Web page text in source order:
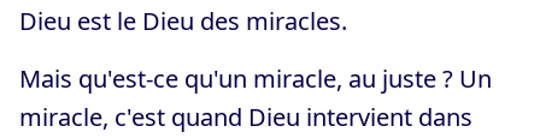
Dieu est le Dieu des miracles.
Mais qu'est-ce qu'un miracle, au juste ? Un
miracle, c'est quand Dieu intervient dans